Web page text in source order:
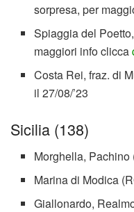
sorpresa, per
Spiaggia del
maggiori info clicca
Costa Rei, fraz. di
il 27/08/’23
Sicilia (138)
Morghella,
Marina di Modica
Giallonardo,